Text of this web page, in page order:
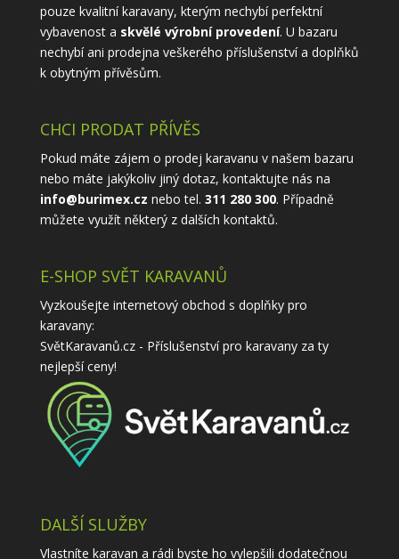
pouze kvalitní karavany, kterým nechybí perfektní
vybavenost a skvělé výrobní provedení. U bazaru
nechybí ani prodejna veškerého příslušenství a doplňků
k obytným přívěsům.
CHCI PRODAT PŘÍVĚS
Pokud máte zájem o prodej karavanu v našem bazaru
nebo máte jakýkoliv jiný dotaz, kontaktujte nás na
info@burimex.cz nebo tel. 311 280 300. Případně
můžete využít některý z dalších kontaktů.
E-SHOP SVĚT KARAVANŮ
Vyzkoušejte internetový obchod s doplňky pro
karavany:
SvětKaravanů.cz - Příslušenství pro karavanyza ty
nejlepší ceny!
DALŠÍ SLUŽBY
Vlastníte karavan a rádi byste ho vylepšili dodatečnou